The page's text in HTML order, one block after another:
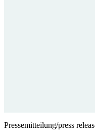
Pressemitteilung/press